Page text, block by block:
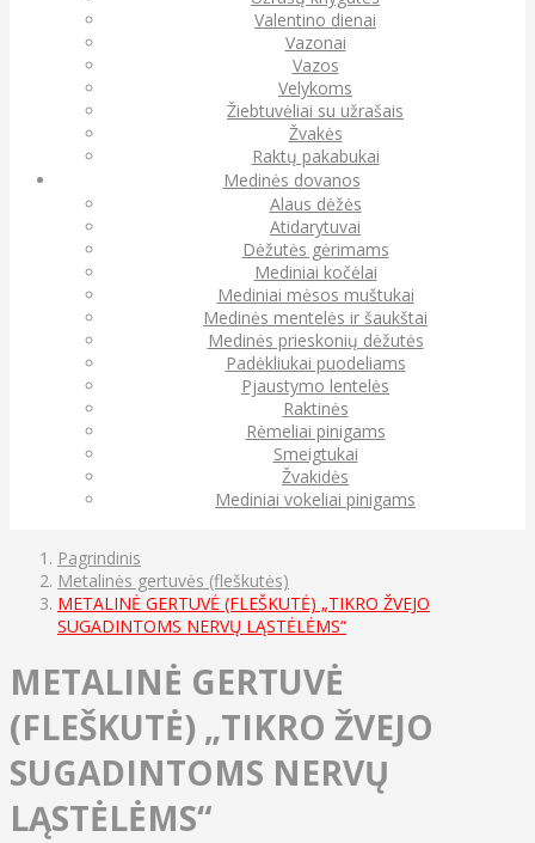
Valentino dienai
Vazonai
Vazos
Velykoms
Žiebtuvėliai su užrašais
Žvakės
Raktų pakabukai
Medinės dovanos
Alaus dėžės
Atidarytuvai
Dėžutės gėrimams
Mediniai kočėlai
Mediniai mėsos muštukai
Medinės mentelės ir šaukštai
Medinės prieskonių dėžutės
Padėkliukai puodeliams
Pjaustymo lentelės
Raktinės
Rėmeliai pinigams
Smeigtukai
Žvakidės
Mediniai vokeliai pinigams
Pagrindinis
Metalinės gertuvės (fleškutės)
METALINĖ GERTUVĖ (FLEŠKUTĖ) „TIKRO ŽVEJO
SUGADINTOMS NERVŲ LĄSTĖLĖMS“
METALINĖ GERTUVĖ
(FLEŠKUTĖ) „TIKRO ŽVEJO
SUGADINTOMS NERVŲ
LĄSTĖLĖMS“